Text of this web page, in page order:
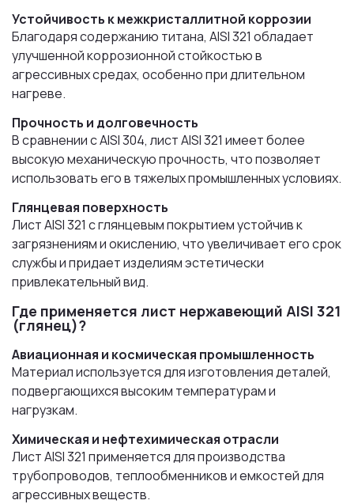
Устойчивость к межкристаллитной коррозии
Благодаря содержанию титана, AISI 321 обладает
улучшенной коррозионной стойкостью в
агрессивных средах, особенно при длительном
нагреве.
Прочность и долговечность
В сравнении с AISI 304, лист AISI 321 имеет более
высокую механическую прочность, что позволяет
использовать его в тяжелых промышленных условиях.
Глянцевая поверхность
Лист AISI 321 с глянцевым покрытием устойчив к
загрязнениям и окислению, что увеличивает его срок
службы и придает изделиям эстетически
привлекательный вид.
Где применяется лист нержавеющий AISI 321
(глянец)?
Авиационная и космическая промышленность
Материал используется для изготовления деталей,
подвергающихся высоким температурам и
нагрузкам.
Химическая и нефтехимическая отрасли
Лист AISI 321 применяется для производства
трубопроводов, теплообменников и емкостей для
агрессивных веществ.